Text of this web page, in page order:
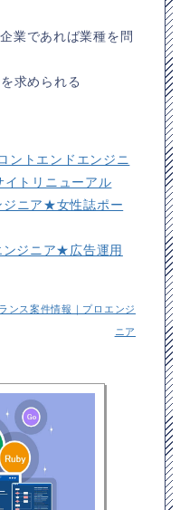
業であれば業種を問
求められる
ントエンドエンジニ
トリニューアル
ジニア★女性誌ポー
ンジニア★広告運用
ンス案件情報｜プロエンジ
ニア